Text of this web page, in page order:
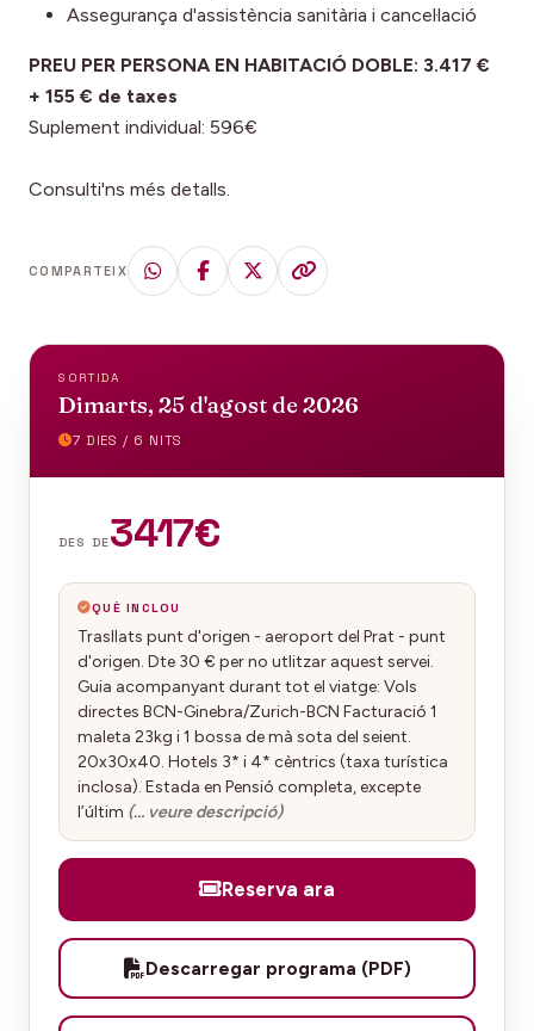
Assegurança d'assistència sanitària i cancel·lació
PREU PER PERSONA EN HABITACIÓ DOBLE: 3.417 €
+ 155 € de taxes
Suplement individual: 596€
Consulti'ns més detalls.
COMPARTEIX
SORTIDA
Dimarts, 25 d'agost de 2026
7 DIES / 6 NITS
DES DE3417€
QUÈ INCLOU
Trasllats punt d'origen - aeroport del Prat - punt
d'origen. Dte 30 € per no utlitzar aquest servei.
Guia acompanyant durant tot el viatge: Vols
directes BCN-Ginebra/Zurich-BCN Facturació 1
maleta 23kg i 1 bossa de mà sota del seient.
20x30x40. Hotels 3* i 4* cèntrics (taxa turística
inclosa). Estada en Pensió completa, excepte
l’últim (… veure descripció)
Reserva ara
Descarregar programa (PDF)